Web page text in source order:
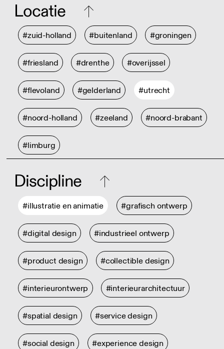
Locatie
#zuid-holland #buitenland #groningen
#friesland #drenthe #overijssel
#flevoland #gelderland #utrecht
#noord-holland #zeeland #noord-brabant
#limburg
Discipline
#illustratie en animatie #grafisch ontwerp
#digital design #industrieel ontwerp
#product design #collectible design
#interieurontwerp #interieurarchitectuur
#spatial design #service design
#social design #experience design